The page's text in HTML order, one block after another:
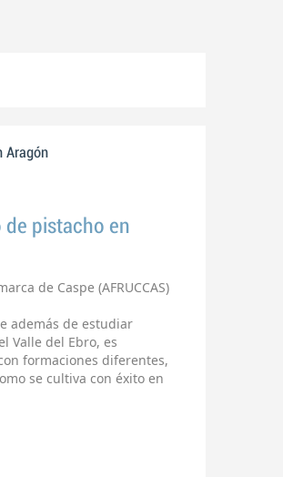
Aragón
de pistacho en
de Caspe (AFRUCCAS)
además de estudiar
Valle del Ebro, es
formaciones diferentes,
se cultiva con éxito en